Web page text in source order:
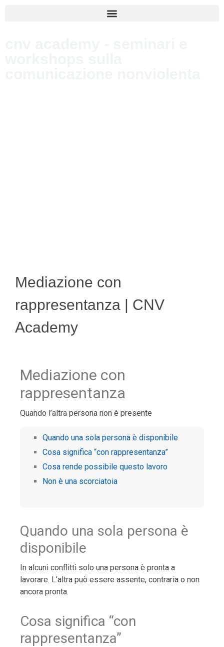
Mediazione con
rappresentanza | CNV
Academy
Mediazione con
rappresentanza
Quando l’altra persona non è presente
Quando una sola persona è disponibile
Cosa significa “con rappresentanza”
Cosa rende possibile questo lavoro
Non è una scorciatoia
Quando una sola persona è
disponibile
In alcuni conflitti solo una persona è pronta a
lavorare. L’altra può essere assente, contraria o non
ancora pronta.
Cosa significa “con
rappresentanza”